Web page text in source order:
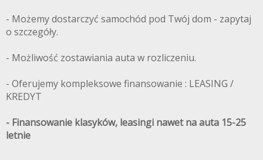
- Możemy dostarczyć samochód pod Twój dom - zapytaj
o szczegóły.
- Możliwość zostawiania auta w rozliczeniu.
- Oferujemy kompleksowe finansowanie : LEASING /
KREDYT
- Finansowanie klasyków, leasingi nawet na auta 15-25
letnie